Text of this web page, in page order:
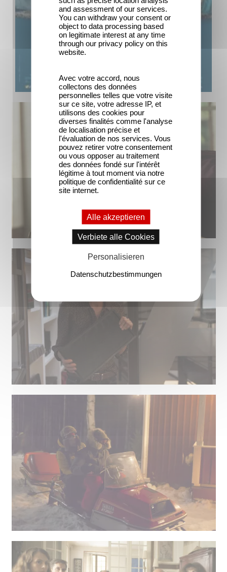
and assessment of our services.
You can withdraw your consent or
object to data processing based
on legitimate interest at any time
through our privacy policy on this
website.
Avec votre accord, nous
collectons des données
personnelles telles que votre visite
sur ce site, votre adresse IP, et
utilisons des cookies pour
diverses finalités comme l'analyse
de localisation précise et
l'évaluation de nos services. Vous
pouvez retirer votre consentement
ou vous opposer au traitement
des données fondé sur l'intérêt
légitime à tout moment via notre
politique de confidentialité sur ce
site internet.
Alle akzeptieren
Verbiete alle Cookies
Personalisieren
Datenschutzbestimmungen